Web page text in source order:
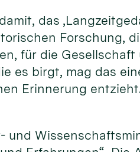
das
Forschung,
für die
es birgt, mag das
Erinnerung